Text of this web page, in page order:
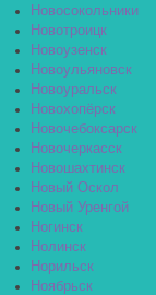
Новосокольники
Новотроицк
Новоузенск
Новоульяновск
Новоуральск
Новохопёрск
Новочебоксарск
Новочеркасск
Новошахтинск
Новый Оскол
Новый Уренгой
Ногинск
Нолинск
Норильск
Ноябрьск